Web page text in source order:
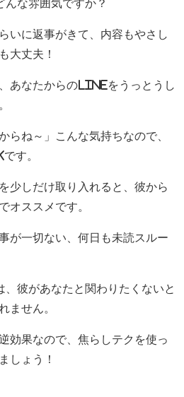
な雰囲気ですか？
いに返事がきて、内容もやさし
大丈夫！
あなたからのLINEをうっとうし
らね～」こんな気持ちなので、
す。
少しだけ取り入れると、彼から
オススメです。
が一切ない、何日も未読スルー
、彼があなたと関わりたくないと
ません。
効果なので、焦らしテクを使っ
しょう！